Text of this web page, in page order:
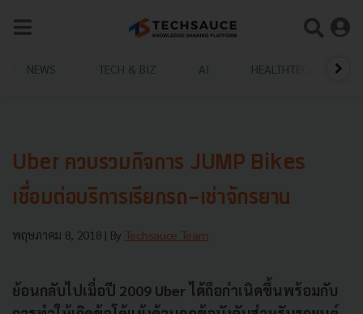
NEWS TECH & BIZ AI HEALTHTECH
Uber ควบรวมกิจการ JUMP Bikes
เชื่อมต่อบริการเรียกรถ-เช่าจักรยาน
พฤษภาคม 8, 2018 | By Techsauce Team
ย้อนกลับไปเมื่อปี 2009 Uber ได้ถือกำเนิดขึ้นพร้อมกับ